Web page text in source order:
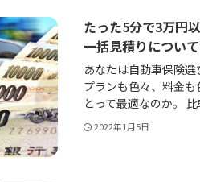
たった5分で3万円
一括見積りについ
あなたは自動車保険
プランも色々、料金
とって最適なのか。 比
2022年1月5日